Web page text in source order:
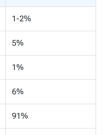
1-2%
5%
1%
6%
91%